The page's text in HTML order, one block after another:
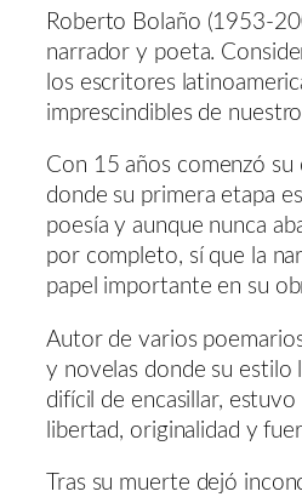
Roberto Bolaño (1953-
narrador y poeta.
los es­critores
imprescindibles de
Con 15 años comenzó su
donde su primera etapa
poesía y aunque nunca
por completo, sí que la
papel importante en su
Autor de varios
y novelas donde su estilo
difícil de encasillar,
libertad, originalidad y
Tras su muerte dejó